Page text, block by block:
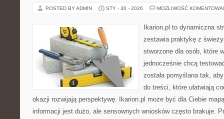
POSTED BY ADMIN STY - 30 - 2026 MOŻLIWOŚĆ
Ikarion.pl to dynamiczna
zestawia praktykę z
stworzone dla osób, które
jednocześnie chcą
została pomyślana tak,
do treści, które ułatwiają
okazji rozwijają perspektywę. Ikarion.pl może być dla Ciebie
informacji jest dużo, ale sensownych wniosków często brakuje.